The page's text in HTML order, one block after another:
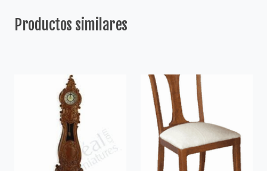
Productos similares